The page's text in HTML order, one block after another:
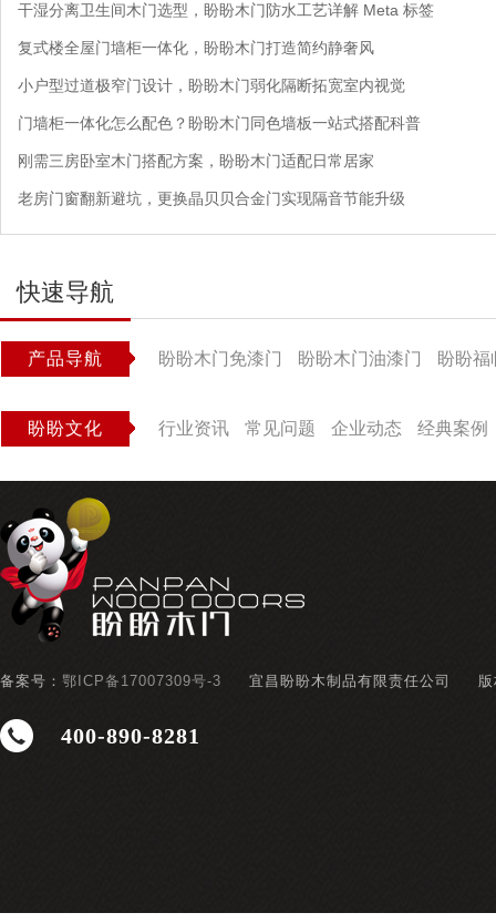
干湿分离卫生间木门选型，盼盼木门防水工艺详解 Meta 标签
复式楼全屋门墙柜一体化，盼盼木门打造简约静奢风
小户型过道极窄门设计，盼盼木门弱化隔断拓宽室内视觉
门墙柜一体化怎么配色？盼盼木门同色墙板一站式搭配科普
刚需三房卧室木门搭配方案，盼盼木门适配日常居家
老房门窗翻新避坑，更换晶贝贝合金门实现隔音节能升级
快速导航
产品导航 盼盼木门免漆门 盼盼木门油漆门 盼盼福
盼盼文化 行业资讯 常见问题 企业动态 经典案例
备案号： 鄂ICP备17007309号-3 宜昌盼盼木制品有限责任公司
400-890-8281